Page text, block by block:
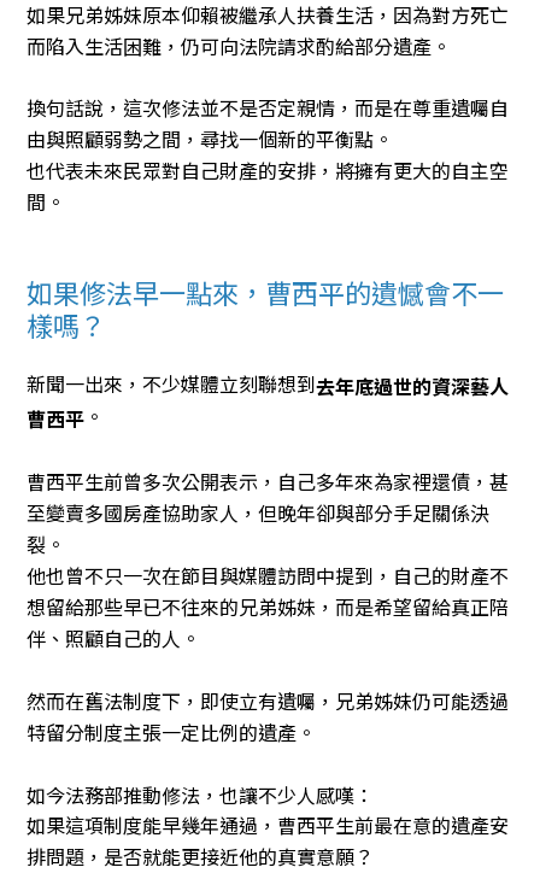
如果兄弟姊妹原本仰賴被繼承人扶養生活，因為對方死亡
而陷入生活困難，仍可向法院請求酌給部分遺產。
換句話說，這次修法並不是否定親情，而是在尊重遺囑自
由與照顧弱勢之間，尋找一個新的平衡點。
也代表未來民眾對自己財產的安排，將擁有更大的自主空
間。
如果修法早一點來，曹西平的遺憾會不一
樣嗎？
新聞一出來，不少媒體立刻聯想到去年底過世的資深藝人
曹西平 。
曹西平生前曾多次公開表示，自己多年來為家裡還債，甚
至變賣多國房產協助家人，但晚年卻與部分手足關係決
裂。
他也曾不只一次在節目與媒體訪問中提到，自己的財產不
想留給那些早已不往來的兄弟姊妹，而是希望留給真正陪
伴、照顧自己的人。
然而在舊法制度下，即使立有遺囑，兄弟姊妹仍可能透過
特留分制度主張一定比例的遺產。
如今法務部推動修法，也讓不少人感嘆：
如果這項制度能早幾年通過，曹西平生前最在意的遺產安
排問題，是否就能更接近他的真實意願？